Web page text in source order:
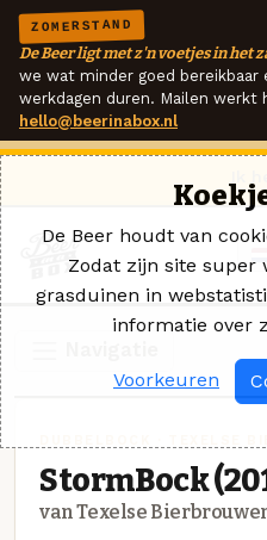
ZOMERSTAND
De Beer ligt met z'n voetjes in het
we wat minder goed bereikbaar
werkdagen duren. Mailen werkt
hello@beerinabox.nl
StormBock
van Texelse
De Beer houdt van
Zodat zijn site super
grasduinen in
informatie over
Voorkeuren